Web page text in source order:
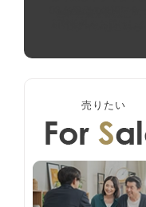
売りたい